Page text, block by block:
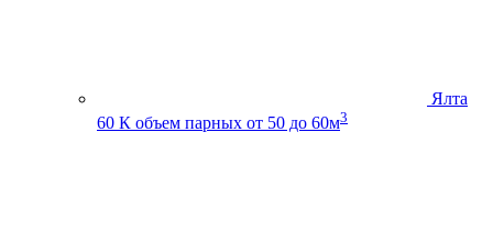
Ялта
60 К объем парных от 50 до 60м3